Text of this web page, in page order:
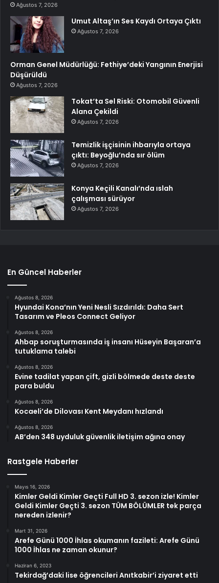
Ağustos 7, 2026
Umut Altaş’ın Ses Kaydı Ortaya Çıktı
Ağustos 7, 2026
Orman Genel Müdürlüğü: Fethiye’deki Yangının Enerjisi
Düşürüldü
Ağustos 7, 2026
Tokat’ta Sel Riski: Otomobil Güvenli
Alana Çekildi
Ağustos 7, 2026
Temizlik işçisinin ihbarıyla ortaya
çıktı: Beyoğlu’nda sır ölüm
Ağustos 7, 2026
Konya Keçili Kanalı’nda ıslah
çalışması sürüyor
Ağustos 7, 2026
En Güncel Haberler
Ağustos 8, 2026
Hyundai Kona’nın Yeni Nesli Sızdırıldı: Daha Sert
Tasarım ve Pleos Connect Geliyor
Ağustos 8, 2026
Ahbap soruşturmasında iş insanı Hüseyin Başaran’a
tutuklama talebi
Ağustos 8, 2026
Evine tadilat yapan çift, gizli bölmede deste deste
para buldu
Ağustos 8, 2026
Kocaeli’de Dilovası Kent Meydanı hızlandı
Ağustos 8, 2026
AB’den 348 uyduluk güvenlik iletişim ağına onay
Rastgele Haberler
Mayıs 16, 2026
Kimler Geldi Kimler Geçti Full HD 3. sezon izle! Kimler
Geldi Kimler Geçti 3. sezon TÜM BÖLÜMLER tek parça
nereden izlenir?
Mart 31, 2026
Arefe Günü 1000 İhlas okumanın fazileti: Arefe Günü
1000 İhlas ne zaman okunur?
Haziran 6, 2023
Tekirdağ’daki lise öğrencileri Anıtkabir’i ziyaret etti